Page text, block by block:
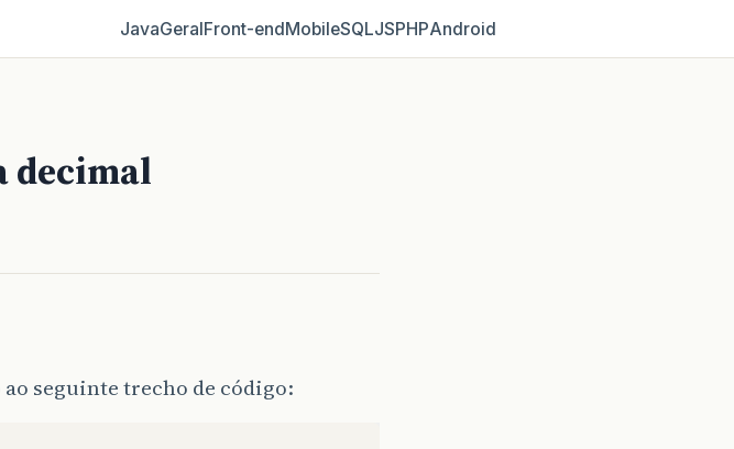
JavaGeralFront‑endMobileSQLJSPHPAndroid
decimal
seguinte trecho de código: